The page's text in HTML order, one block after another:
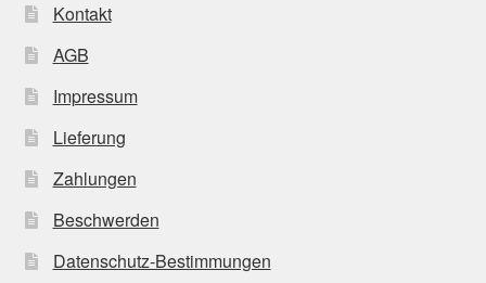
Kontakt
AGB
Impressum
Lieferung
Zahlungen
Beschwerden
Datenschutz-Bestimmungen